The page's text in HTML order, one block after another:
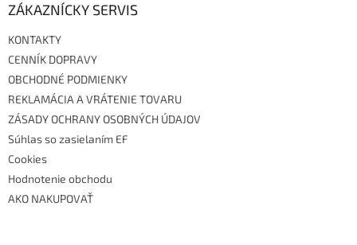
ZÁKAZNÍCKY SERVIS
KONTAKTY
CENNÍK DOPRAVY
OBCHODNÉ PODMIENKY
REKLAMÁCIA A VRÁTENIE TOVARU
ZÁSADY OCHRANY OSOBNÝCH ÚDAJOV
Súhlas so zasielaním EF
Cookies
Hodnotenie obchodu
AKO NAKUPOVAŤ